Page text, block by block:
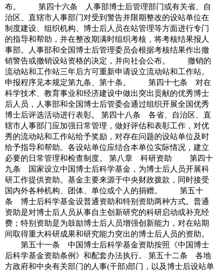
布。 第四十六条 人事部博士后管理部门或有关省、自
治区、直辖市人事部门对受到警告并限期整改的设站单位在
制度建设、组织机构、博士后人员在站管理等方面进行专门
的指导和帮助，并在整改期满时组织考核，将考核结果报人
事部。人事部和全国博士后管理委员会根据考核结果作出撤
销警告或撤销设站资格的决定，并向社会公布。 撤销的
流动站和工作站三年后方可重新申请设立流动站和工作站。
申报程序见本规定第九条、第十条。 第四十七条 对在
科学技术、教育事业和经济建设中做出突出贡献的优秀博士
后人员，人事部和全国博士后管委会通过组织开展全国优秀
博士后评选活动进行表彰。 第四十八条 各省、自治区、直
辖市人事部门应加强日常管理，做好评估和表彰工作，对优
秀的流动站和工作站给予奖励，对存在问题的设站单位及时
给予指导和帮助。各设站单位应结合本单位实际情况，建立
必要的日常管理和检查制度。 第八章 科研资助 第四十
九条 国家设立中国博士后科学基金，为博士后人员开展科
研工作提供资助。基金主要来源于中央财政拨款，同时接受
国内外各种机构、团体、单位或个人的捐赠。 第五十
条 博士后科学基金设普通资助和特别资助两种方式。普通
资助是对博士后人员从事自主创新研究的科研启动或补充经
费；特别资助是为鼓励博士后人员增强创新能力，对在站期
间取得重大科研成果和研究能力突出的博士后人员的资助。
第五十一条 中国博士后科学基金资助按照《中国博士
后科学基金资助条例》和配套办法执行。 第五十二条 各地
方政府和中央有关部门的人事(干部)部门，以及博士后设站单